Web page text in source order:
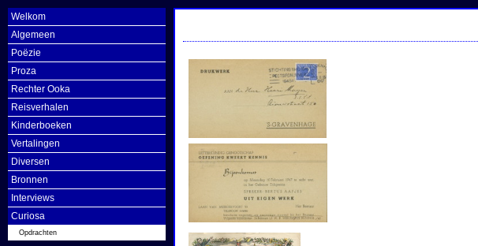
Welkom
Algemeen
Poëzie
Proza
Rechter Ooka
Reisverhalen
Kinderboeken
Vertalingen
Diversen
Bronnen
Interviews
Curiosa
Opdrachten